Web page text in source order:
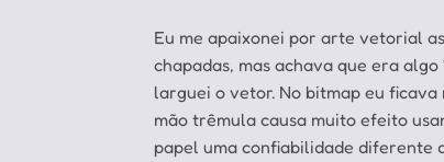
Eu me apaixonei por arte vetorial
chapadas, mas achava que era
larguei o vetor. No bitmap eu
mão trêmula causa muito efeito
papel uma confiabilidade diferente